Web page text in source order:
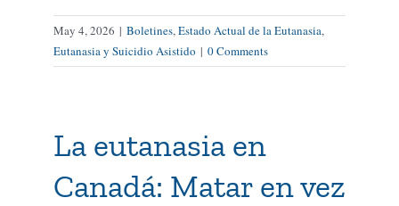
May 4, 2026 | Boletines, Estado Actual de la Eutanasia,
Eutanasia y Suicidio Asistido | 0 Comments
La eutanasia en
Canadá: Matar en vez